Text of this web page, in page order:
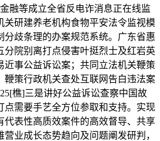
融等成立全省反电诈消息正在线监
关研建养老机构食物平安法令监视模
分歧条理的办案规范系统。广东省惠
分院别离打点侵害叶挺烈士及红岩英
近事公益诉讼案；共同立法机关鞭策
鞭策行政机关查处互联网告白违法案
樵]三是讲好公益诉讼查察中国故
点需要手艺全方位参取和支持。实现
代表性高质效案件的高效督导、共享
业成长态势趋向及问题阐发研判，